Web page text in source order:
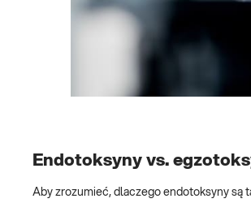
Endotoksyny vs.
Aby zrozumieć, dlaczego endotoksyny są